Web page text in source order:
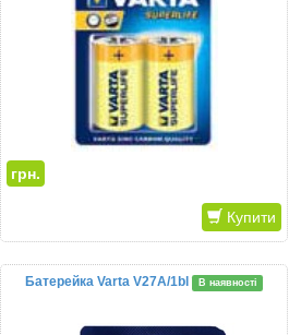
грн.
Купити
Батерейка Varta V27A/1bl В наявності